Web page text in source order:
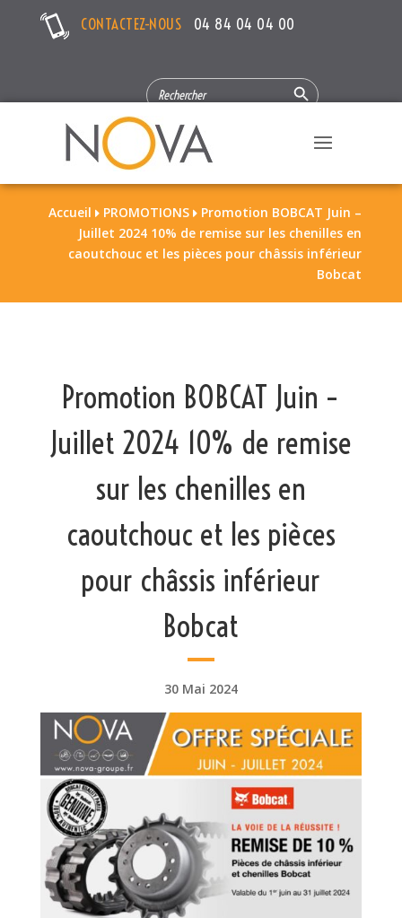
CONTACTEZ-NOUS 04 84 04 04 00
SEARCH
FOR:
Search Button
Accueil  PROMOTIONS  Promotion BOBCAT Juin –
Juillet 2024 10% de remise sur les chenilles en
caoutchouc et les pièces pour châssis inférieur
Bobcat
Promotion BOBCAT Juin –
Juillet 2024 10% de remise
sur les chenilles en
caoutchouc et les pièces
pour châssis inférieur
Bobcat
30 Mai 2024